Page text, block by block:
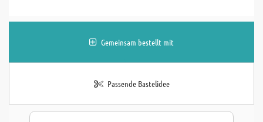
Gemeinsam bestellt mit
Passende Bastelidee